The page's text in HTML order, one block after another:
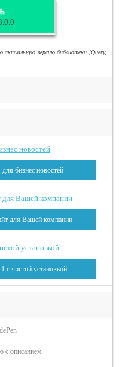
версию библиотеки jQuery,
бизнес новостей
для Вашей компании
с чистой установкой
с описанием